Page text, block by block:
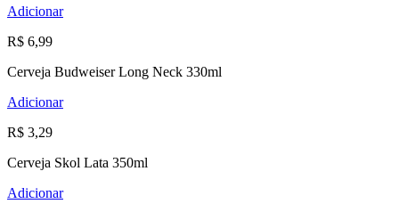
Adicionar
R$ 6,99
Cerveja Budweiser Long Neck 330ml
Adicionar
R$ 3,29
Cerveja Skol Lata 350ml
Adicionar